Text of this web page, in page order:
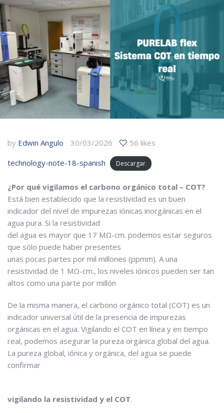
by Edwin Angulo 30/03/2026
56 likes
technology-note-18-spanish
Descargar
¿Por qué vigilamos el carbono orgánico total – COT?
Está bien establecido que la resistividad es un buen
indicador del nivel de impurezas iónicas inorgánicas en el
agua pura. Si la resistividad
del agua es mayor que 17 MΩ-cm. podemos estar seguros
que sólo puede haber presentes
unas pocas partes por mil millones (ppmm). A una
resistividad de 1 MΩ-cm., los niveles iónicos pueden ser tan
altos como una parte por millón
De la misma manera, el carbono orgánico total (COT) es un
indicador universal útil de la presencia de impurezas
orgánicas en el agua. Vigilando el COT en línea y en tiempo
real, podemos asegurar la pureza orgánica global del agua.
La pureza global, iónica y orgánica, del agua se puede
confirmar
vigilando la resistividad y el COT.